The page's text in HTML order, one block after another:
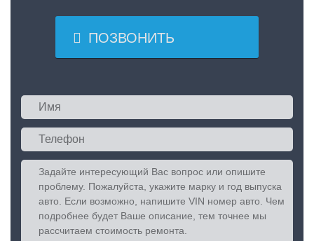
 ПОЗВОНИТЬ